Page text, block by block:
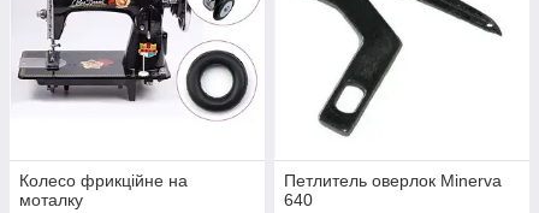
Колесо фрикційне на
моталку
Петлитель оверлок Minerva
640